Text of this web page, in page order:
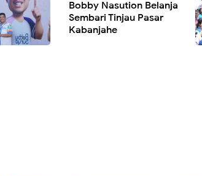
Bobby Nasution Belanja
Sembari Tinjau Pasar
Kabanjahe